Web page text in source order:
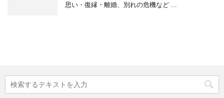
思い・復縁・離婚、別れの危機など ...